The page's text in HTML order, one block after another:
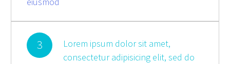
3
Lorem ipsum dolor sit amet,
consectetur adipisicing elit, sed do